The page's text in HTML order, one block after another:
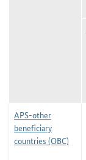
APS-other
beneficiary
countries (OBC)